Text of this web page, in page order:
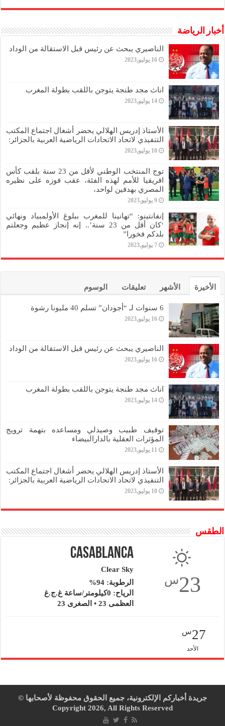
أخبار الرياضة
الناصيري يبحث عن رئيس قبل الاستقالة من الوداد
16 يوليو,2023
اناث مجد طنجة يتوجن باللقب بطولة المغرب
14 يوليو,2023
الأستاذ إدريس الهلالي يحضر أشغال اجتماع المكتب
التنفيذي لاتحاد الاتحادات الرياضية العربية بالجزائر:
10 يوليو,2023
توج المنتخب الوطني لأقل من 23 سنة بلقب كأس
افريقيا للأمم لهذه الفئة، عقب فوزه على نظيره
المصري بهدفين لواحد،
9 يوليو,2023
إنفانتينو: “تهانينا للمغرب ببلوغ الأولمبياد ونهائي
‘كان أقل من 23 سنة’.. إنه إنجاز عظيم وجعلتم
بلدكم فخورا”
7 يوليو,2023
الأخيرة الأشهر تعليقات الوسوم
6 سنوات لـ “أجودان” تسلم 40 مليونا رشوة
16 يوليو,2023
الناصيري يبحث عن رئيس قبل الاستقالة من الوداد
16 يوليو,2023
اناث مجد طنجة يتوجن باللقب بطولة المغرب
14 يوليو,2023
توقيف طبيب وصيدلي ومساعده بتهمة ترويج
المؤثرات العقلية بالدارالبيضاء
11 يوليو,2023
الأستاذ إدريس الهلالي يحضر أشغال اجتماع المكتب
التنفيذي لاتحاد الاتحادات الرياضية العربية بالجزائر:
10 يوليو,2023
الطقس
23س
Casablanca
Clear Sky
الرطوبة: 94%
الرياح: 0كيلومتر/ساعة غ.ج.غ
العظمى 23 • الصغرى 23
27س
الأحد
جريدة أخباركم الإلكترونية، جميع الحقوق محفوظة لأصحابها ©
Copyright 2026, All Rights Reserved